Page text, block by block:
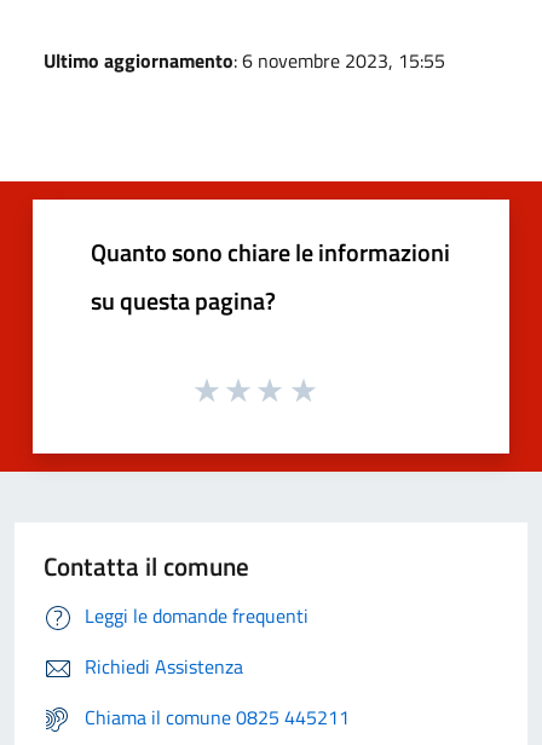
Ultimo aggiornamento: 6 novembre 2023, 15:55
Quanto sono chiare le informazioni
su questa pagina?
Contatta il comune
Leggi le domande frequenti
Richiedi Assistenza
Chiama il comune 0825 445211